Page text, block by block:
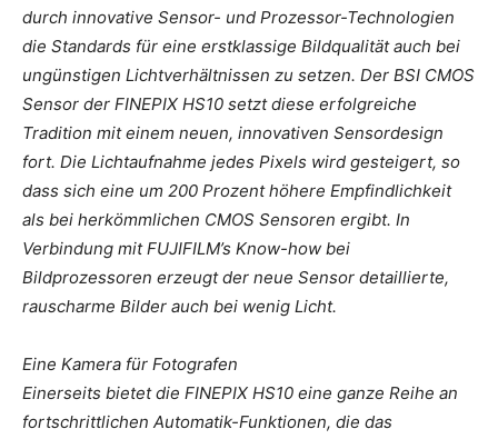
durch innovative Sensor- und Prozessor-Technologien
die Standards für eine erstklassige Bildqualität auch bei
ungünstigen Lichtverhältnissen zu setzen. Der BSI CMOS
Sensor der FINEPIX HS10 setzt diese erfolgreiche
Tradition mit einem neuen, innovativen Sensordesign
fort. Die Lichtaufnahme jedes Pixels wird gesteigert, so
dass sich eine um 200 Prozent höhere Empfindlichkeit
als bei herkömmlichen CMOS Sensoren ergibt. In
Verbindung mit FUJIFILM’s Know-how bei
Bildprozessoren erzeugt der neue Sensor detaillierte,
rauscharme Bilder auch bei wenig Licht.
Eine Kamera für Fotografen
Einerseits bietet die FINEPIX HS10 eine ganze Reihe an
fortschrittlichen Automatik-Funktionen, die das